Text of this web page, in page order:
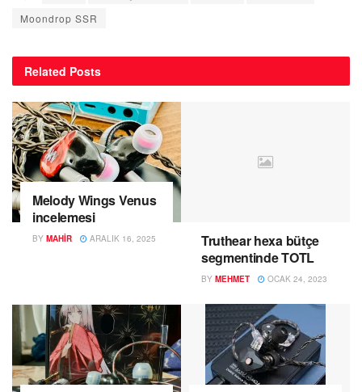
Moondrop SSR
Related Posts
Melody Wings Venus
incelemesi
BY MAHIR ARALIK 16, 2025
Truthear hexa bütçe
segmentinde TOTL
BY MEHMET OCAK 24, 2023